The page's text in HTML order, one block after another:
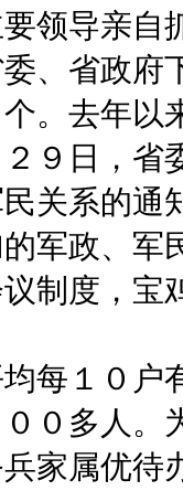
领导亲自
、省政
。去年以
９日，省
关系的
军政、军
制度，宝
每１０户
０多人。
家属优